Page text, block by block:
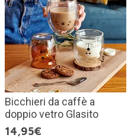
Bicchieri da caffè a
doppio vetro Glasito
14,95€